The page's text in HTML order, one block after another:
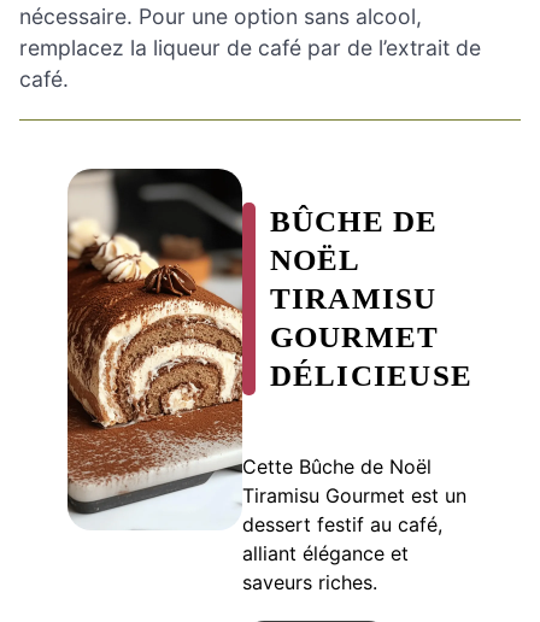
nécessaire. Pour une option sans alcool,
remplacez la liqueur de café par de l’extrait de
café.
BÛCHE DE
NOËL
TIRAMISU
GOURMET
DÉLICIEUSE
Cette Bûche de Noël
Tiramisu Gourmet est un
dessert festif au café,
alliant élégance et
saveurs riches.